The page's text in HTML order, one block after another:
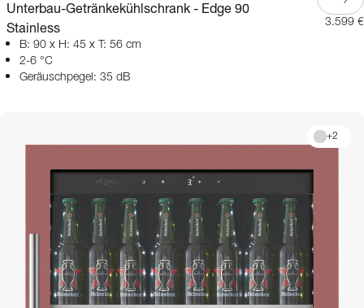
Unterbau-Getränkekühlschrank - Edge 90
Stainless
B: 90 x H: 45 x T: 56 cm
2-6 °C
Geräuschpegel: 35 dB
3.599 €
+2